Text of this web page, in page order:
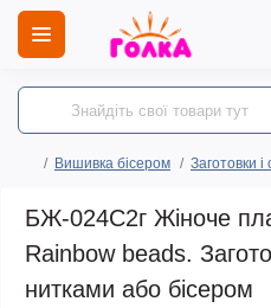
Вишивка бісером Заготовки і
БЖ-024С2г Жіноче
Rainbow beads.
нитками або бісером